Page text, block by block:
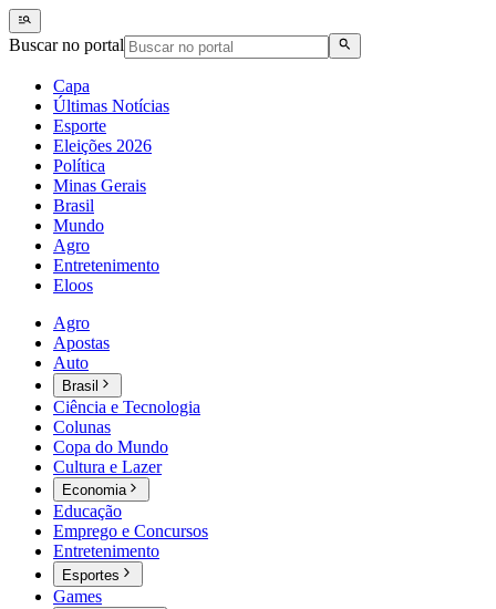
Buscar no portal
Capa
Últimas Notícias
Esporte
Eleições 2026
Política
Minas Gerais
Brasil
Mundo
Agro
Entretenimento
Eloos
Agro
Apostas
Auto
Brasil
Ciência e Tecnologia
Colunas
Copa do Mundo
Cultura e Lazer
Economia
Educação
Emprego e Concursos
Entretenimento
Esportes
Games